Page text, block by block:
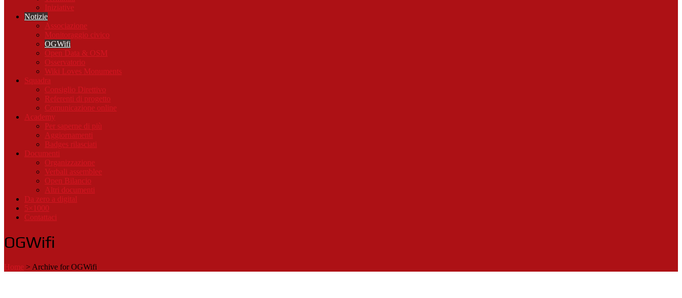
Iniziative
Notizie
Associazione
Monitoraggio civico
OGWifi
Open Data & OSM
Osservatorio
Wiki Loves Monuments
Squadra
Consiglio Direttivo
Referenti di progetto
Comunicazione online
Academy
Per saperne di più
Aggiornamenti
Badges rilasciati
Documenti
Organizzazione
Verbali assemblee
Open Bilancio
Altri documenti
Da zero a digital
5×1000
Contattaci
OGWifi
Home > Archive for OGWifi